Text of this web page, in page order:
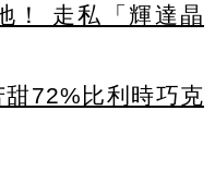
！ 走私「輝達晶
72%比利時巧克